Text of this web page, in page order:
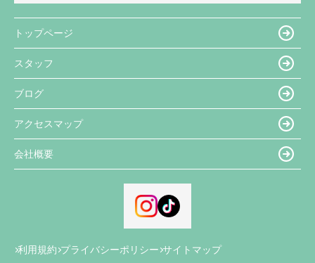
トップページ
スタッフ
ブログ
アクセスマップ
会社概要
利用規約 プライバシーポリシー サイトマップ